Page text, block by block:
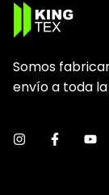
Somos
envío a toda